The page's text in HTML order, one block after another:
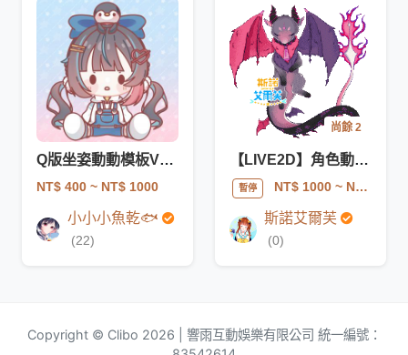
Q版坐姿動動模板V2-(吉祥物)
NT$ 400 ~ NT$ 1000
小小小魚乾🐟
(22)
尚餘 2
【LIVE2D】角色動態GIF | 循環動畫
暫停 NT$ 1000~ NT$ 5500
斯諾艾爾芙
(0)
Copyright © Clibo 2026 | 響雨互動娛樂有限公司 統一編號：